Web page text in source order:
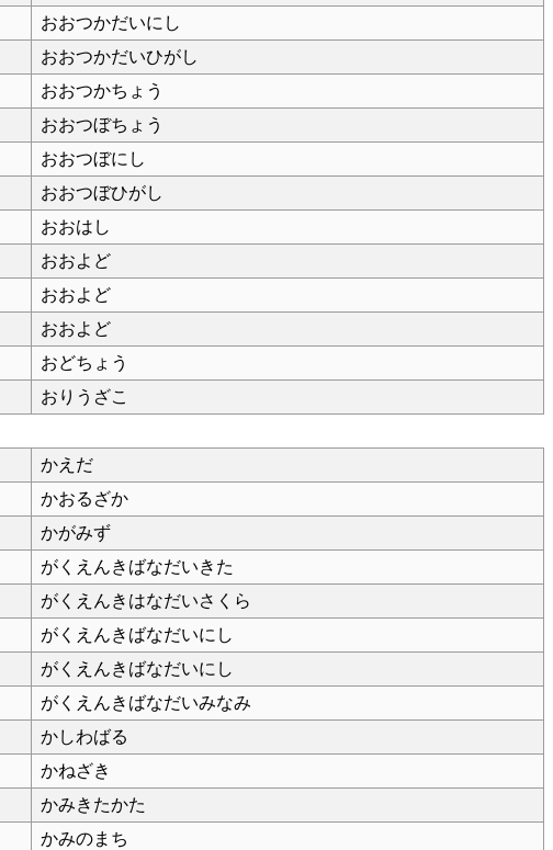
おおつかだいにし
おおつかだいひがし
おおつかちょう
おおつぼちょう
おおつぼにし
おおつぼひがし
おおはし
おおよど
おおよど
おおよど
おどちょう
おりうざこ
かえだ
かおるざか
かがみず
がくえんきばなだいきた
がくえんきはなだいさくら
がくえんきばなだいにし
がくえんきばなだいにし
がくえんきばなだいみなみ
かしわばる
かねざき
かみきたかた
かみのまち